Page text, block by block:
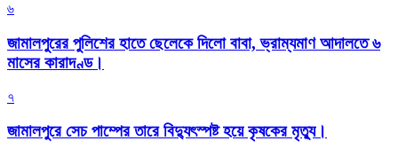
৬
জামালপুরের পুলিশের হাতে ছেলেকে দিলো বাবা, ভ্রাম্যমাণ আদালতে ৬
মাসের কারাদণ্ড।
৭
জামালপুরে সেচ পাম্পের তারে বিদ্যুৎস্পষ্ট হয়ে কৃষকের মৃত্যু।